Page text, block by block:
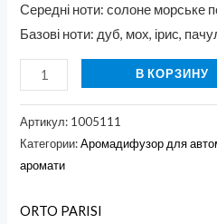
Середні ноти: солоне морське
Базові ноти: дуб, мох, ірис,
В КОРЗИНУ
Артикул: 1005111
Категории:Аромадифузор для
аромати
ORTO PARISI